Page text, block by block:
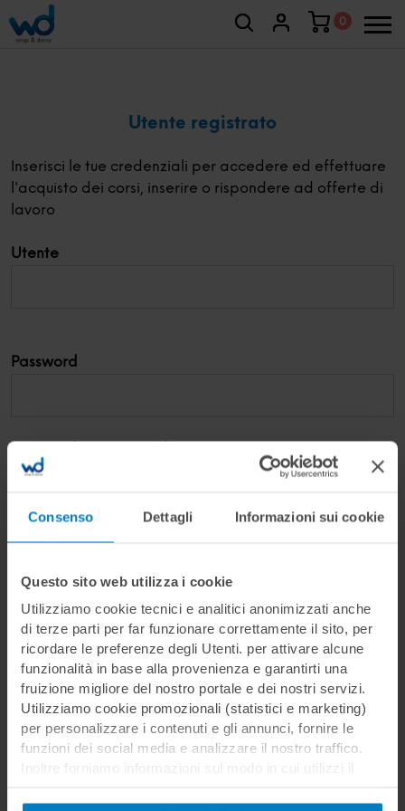
Consenso Dettagli Informazioni sui cookie
Questo sito web utilizza i cookie
Utilizziamo cookie tecnici e analitici anonimizzati anche
di terze parti per far funzionare correttamente il sito, per
ricordare le preferenze degli Utenti. per attivare alcune
funzionalità in base alla provenienza e garantirti una
fruizione migliore del nostro portale e dei nostri servizi.
Utilizziamo cookie promozionali (statistici e marketing)
per personalizzare i contenuti e gli annunci, fornire le
funzioni dei social media e analizzare il nostro traffico.
Inoltre forniamo informazioni sul modo in cui utilizzi il
dati web, pubblicità e social media, i quali potrebbero
0
Utente registrato
Inserisci le tue credenziali per accedere ed effettuare
l'acquisto dei corsi, inserire o rispondere ad offerte di
lavoro
Utente
Password
Non sei ancora registrato?
Registrati per effettuare l'acquisto dei
corsi, inserire o rispondere ad offerte di